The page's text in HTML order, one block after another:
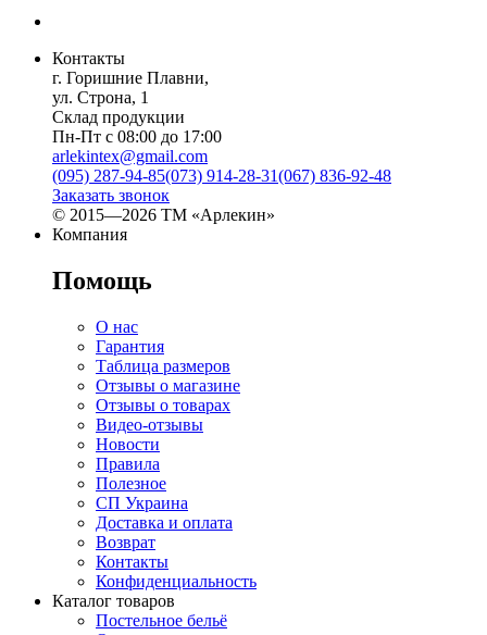
Контакты
г. Горишние Плавни,
ул. Строна, 1
Склад продукции
Пн-Пт с 08:00 до 17:00
arlekintex@gmail.com
(095) 287-94-85(073) 914-28-31(067) 836-92-48
Заказать звонок
© 2015—2026 ТМ «Арлекин»
Компания
Помощь
О нас
Гарантия
Таблица размеров
Отзывы о магазине
Отзывы о товарах
Видео-отзывы
Новости
Правила
Полезное
СП Украина
Доставка и оплата
Возврат
Контакты
Конфиденциальность
Каталог товаров
Постельное бельё